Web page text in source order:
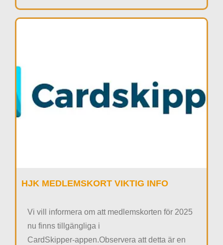
HJK MEDLEMSKORT VIKTIG INFO
Vi vill informera om att medlemskorten för 2025
nu finns tillgängliga i
CardSkipper‑appen.Observera att detta är en